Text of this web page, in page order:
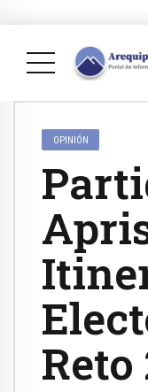
OPINIÓN
Reto